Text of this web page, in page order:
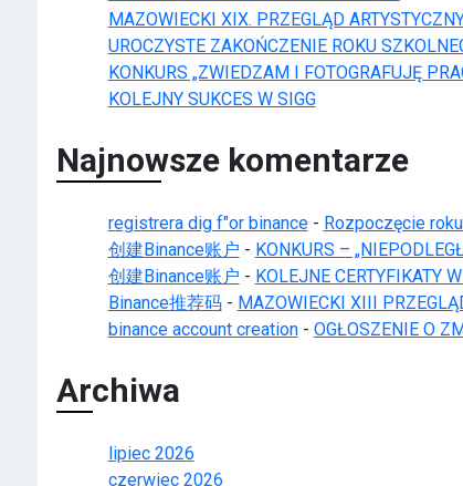
MAZOWIECKI XIX. PRZEGLĄD
UROCZYSTE ZAKOŃCZENIE ROKU
KONKURS „ZWIEDZAM I FOTOGRAFUJĘ
KOLEJNY SUKCES W SIGG
Najnowsze komentarze
registrera dig f"or binance- Rozpoczęcie
创建Binance账户 - KONKURS –
创建Binance账户 - KOLEJNE CERTYFIKATY
Binance推荐码- MAZOWIECKI XIII
binance account creation- OGŁOSZENIE O
Archiwa
lipiec 2026
czerwiec 2026